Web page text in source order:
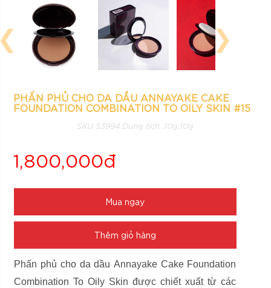
❯
PHẤN PHỦ CHO DA DẦU ANNAYAKE CAKE
FOUNDATION COMBINATION TO OILY SKIN #15
SKU S3994 Dung tích :10g,10g
1,800,000đ
Mua ngay
Thêm giỏ hàng
Phấn phủ cho da dầu Annayake Cake Foundation
Combination To Oily Skin được chiết xuất từ các